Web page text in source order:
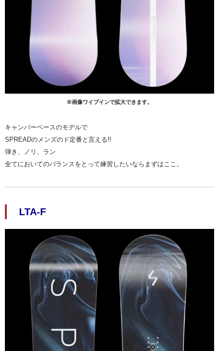
※画像ワイプインで拡大できます。
キャンバーベースのモデルで
SPREADのメンズのド定番と言える!!
弾き、ノリ、ラン
全てにおいてのバランスをとって練習したいならまずはここ 。
LTA-F